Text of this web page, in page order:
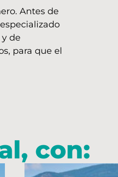
Antes de
de
para que el
con: